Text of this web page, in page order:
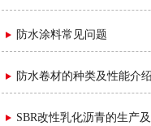
防水涂料常见问题
防水卷材的种类及性能介绍
SBR改性乳化沥青的生产